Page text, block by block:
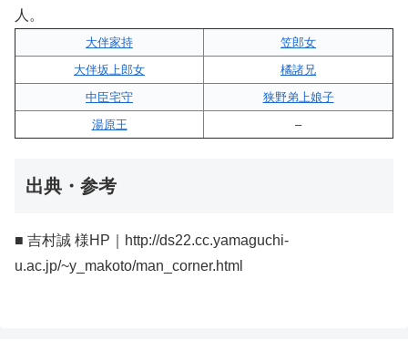
人。
大伴家持
笠郎女
大伴坂上郎女
橘諸兄
中臣宅守
狭野弟上娘子
湯原王
–
出典・参考
■ 吉村誠 様HP｜http://ds22.cc.yamaguchi-
u.ac.jp/~y_makoto/man_corner.html